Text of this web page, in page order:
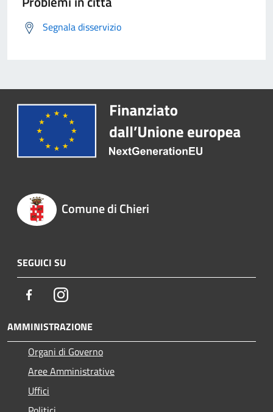
Segnala disservizio
Comune di Chieri
SEGUICI SU
FacebookInstagram
AMMINISTRAZIONE
Organi di Governo
Aree Amministrative
Uffici